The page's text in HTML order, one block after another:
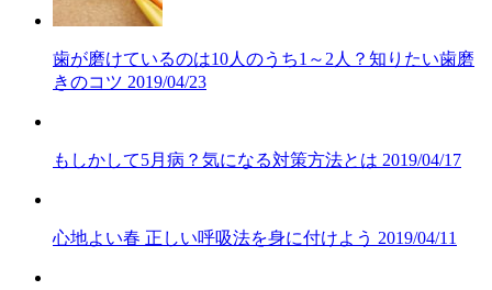
歯が磨けているのは10人のうち1～2人？知りたい歯磨
きのコツ 2019/04/23
もしかして5月病？気になる対策方法とは 2019/04/17
心地よい春 正しい呼吸法を身に付けよう 2019/04/11